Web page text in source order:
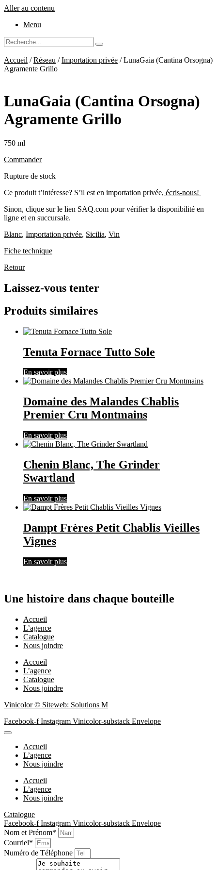
Aller au contenu
Menu
Accueil /Réseau /Importation privée / LunaGaia (Cantina Orsogna)
Agramente Grillo
LunaGaia (Cantina Orsogna)
Agramente Grillo
750 ml
Commander
Rupture de stock
Ce produit t’intéresse? S’il est en importation privée, écris-nous!
Sinon, clique sur le lien SAQ.com pour vérifier la disponibilité en
ligne et en succursale.
Blanc, Importation privée, Sicilia, Vin
Fiche technique
Retour
Laissez-vous tenter
Produits similaires
Tenuta Fornace Tutto Sole
En savoir plus
Domaine des Malandes Chablis
Premier Cru Montmains
En savoir plus
Chenin Blanc, The Grinder
Swartland
En savoir plus
Dampt Frères Petit Chablis Vieilles
Vignes
En savoir plus
Une histoire dans chaque bouteille
Accueil
L’agence
Catalogue
Nous joindre
Accueil
L’agence
Catalogue
Nous joindre
Vinicolor © Siteweb: Solutions M
Facebook-f Instagram Vinicolor-substack Envelope
Accueil
L’agence
Nous joindre
Accueil
L’agence
Nous joindre
Catalogue
Facebook-f Instagram Vinicolor-substack Envelope
Nom et Prénom*
Courriel*
Numéro de Téléphone